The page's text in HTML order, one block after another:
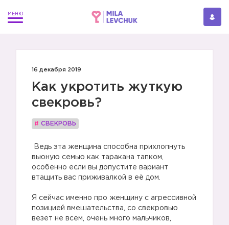
16 декабря 2019
Как укротить жуткую
свекровь?
# СВЕКРОВЬ
Ведь эта женщина способна прихлопнуть
вьюную семью как таракана тапком,
особенно если вы допустите вариант
втащить вас приживалкой в её дом.
Я сейчас именно про женщину с агрессивной
позицией вмешательства, со свекровью
везет не всем, очень много мальчиков,